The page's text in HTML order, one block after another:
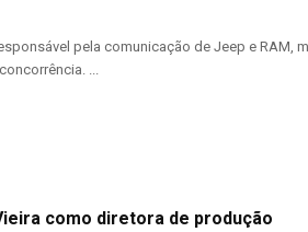
pela comunicação de Jeep e
...
como diretora de produção